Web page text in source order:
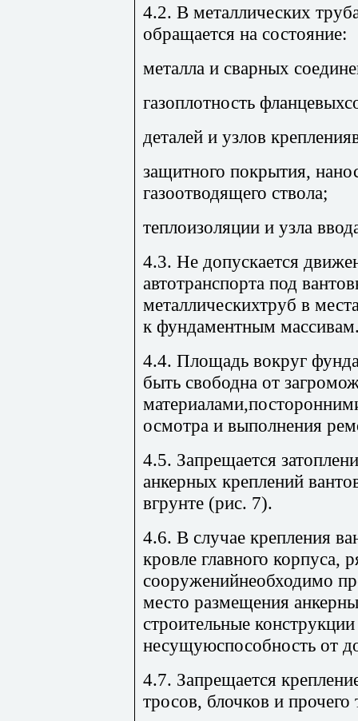
4.2. В металлических
обращается на состояние:
металла и сварных
газоплотность
деталей и узлов
защитного покрытия,
газоотводящего ствола;
теплоизоляции и узла
4.3. Не допускается
автотранспорта под
металлическихтруб в
к фундаментным
4.4. Площадь вокруг
быть свободна от
осмотра и выполнения
4.5. Запрещается
анкерных креплений
вгрунте (рис. 7).
4.6. В случае крепления
кровле главного корпуса,
сооруженийнеобходимо
место размещения
строительные
несущуюспособность от
4.7. Запрещается
тросов, блочков и